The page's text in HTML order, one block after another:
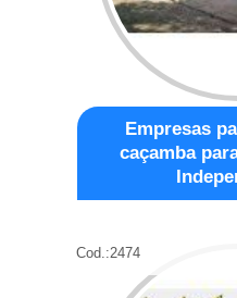
Empresas
caçamba
Cod.:2474